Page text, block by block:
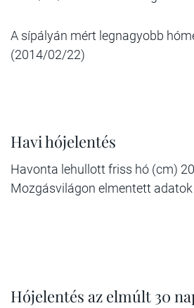
A sípályán mért legnagyobb
(2014/02/22)
Havi hójelentés
Havonta lehullott friss hó (cm)
Mozgásvilágon elmentett
Hójelentés az elmúlt 30